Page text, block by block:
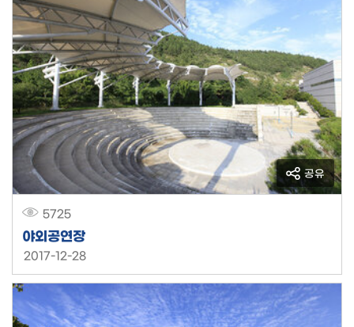
공유
5725
야외공연장
2017-12-28